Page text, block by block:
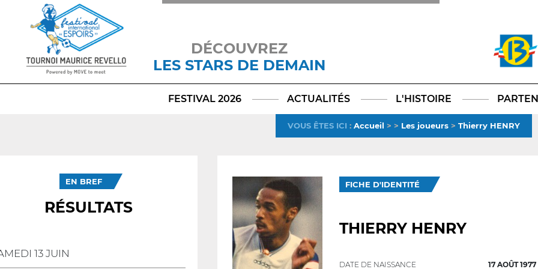
DÉCOUVREZ
LES STARS DE DEMAIN
TikTokLinkedIn
X
FESTIVAL 2026 ACTUALITÉS L'HISTOIRE
VOUS ÊTES ICI : Accueil > > Les joueurs> Thierry HENRY
EN BREF
RÉSULTATS
13 JUIN
FICHE D'IDENTITÉ
THIERRY HENRY
DATE DE NAISSANCE 17 AOÛT 1977